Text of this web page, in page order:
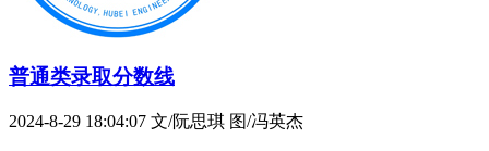
普通类录取分数线
2024-8-29 18:04:07 文/阮思琪 图/冯英杰